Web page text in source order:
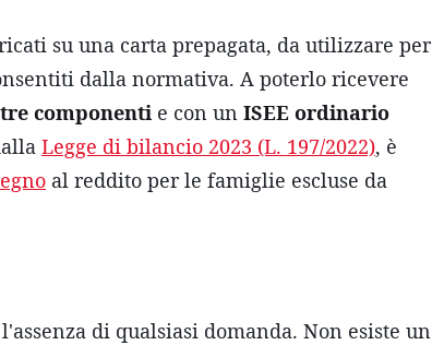
su una carta prepagata, da utilizzare per
dalla normativa. A poterlo ricevere
tre componenti e con un ISEE ordinario
Legge di bilancio 2023 (L. 197/2022), è
al reddito per le famiglie escluse da
di qualsiasi domanda. Non esiste un